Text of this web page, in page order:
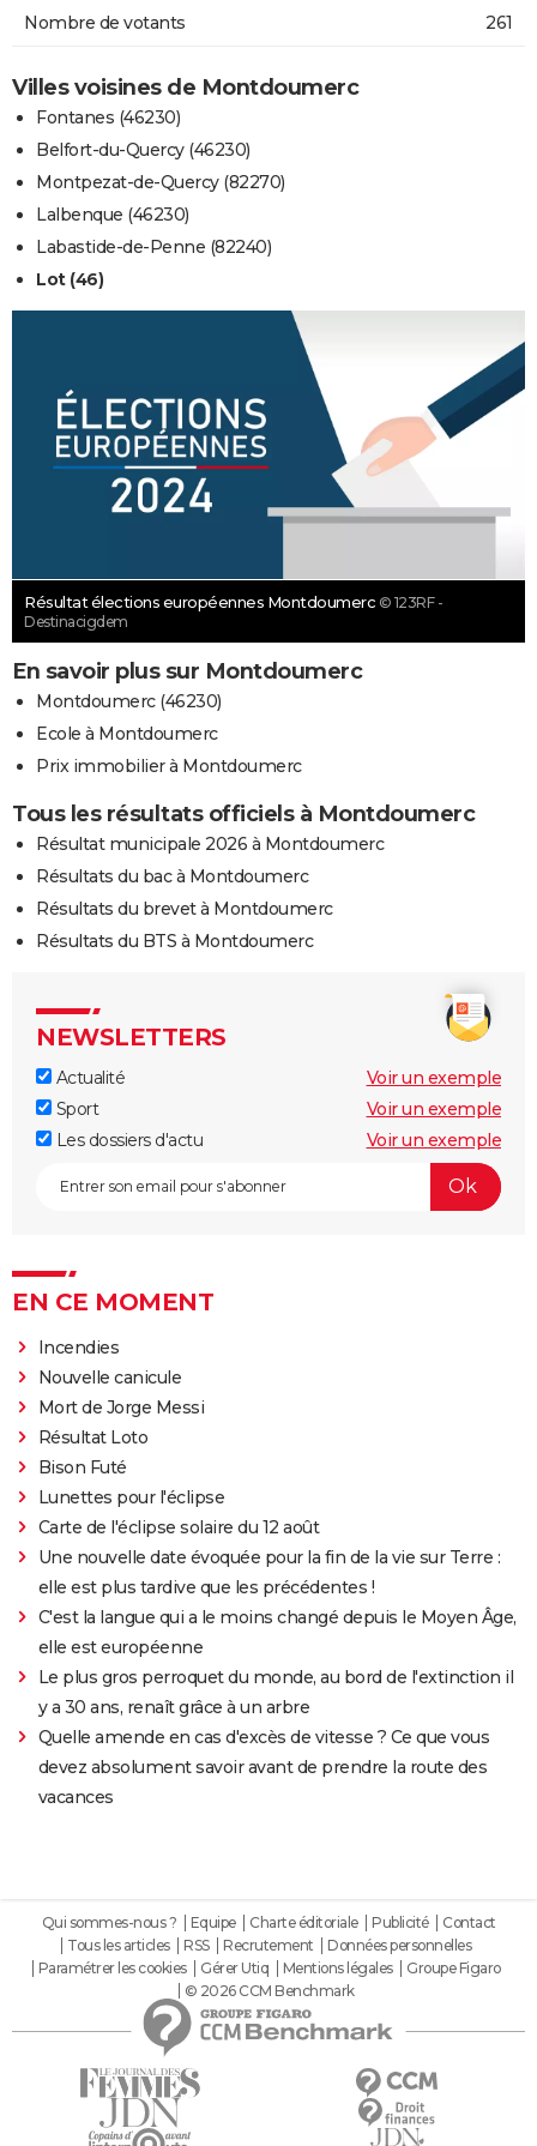
Nombre de votants 261
Villes voisines de Montdoumerc
Fontanes (46230)
Belfort-du-Quercy (46230)
Montpezat-de-Quercy (82270)
Lalbenque (46230)
Labastide-de-Penne (82240)
Lot (46)
Résultat élections européennes Montdoumerc © 123RF -
Destinacigdem
En savoir plus sur Montdoumerc
Montdoumerc (46230)
Ecole à Montdoumerc
Prix immobilier à Montdoumerc
Tous les résultats officiels à Montdoumerc
Résultat municipale 2026 à Montdoumerc
Résultats du bac à Montdoumerc
Résultats du brevet à Montdoumerc
Résultats du BTS à Montdoumerc
NEWSLETTERS
Actualité
Voir un exemple
Sport
Voir un exemple
Les dossiers d'actu
Voir un exemple
EN CE MOMENT
Incendies
Nouvelle canicule
Mort de Jorge Messi
Résultat Loto
Bison Futé
Lunettes pour l'éclipse
Carte de l'éclipse solaire du 12 août
Une nouvelle date évoquée pour la fin de la vie sur Terre :
elle est plus tardive que les précédentes !
C'est la langue qui a le moins changé depuis le Moyen Âge,
elle est européenne
Le plus gros perroquet du monde, au bord de l'extinction il
y a 30 ans, renaît grâce à un arbre
Quelle amende en cas d'excès de vitesse ? Ce que vous
devez absolument savoir avant de prendre la route des
vacances
Qui sommes-nous ? Equipe Charte éditoriale Publicité
Contact
Tous les articles
RSS Recrutement
Données personnelles
Paramétrer les cookies
Gérer Utiq Mentions légales
Groupe Figaro
© 2026 CCM Benchmark